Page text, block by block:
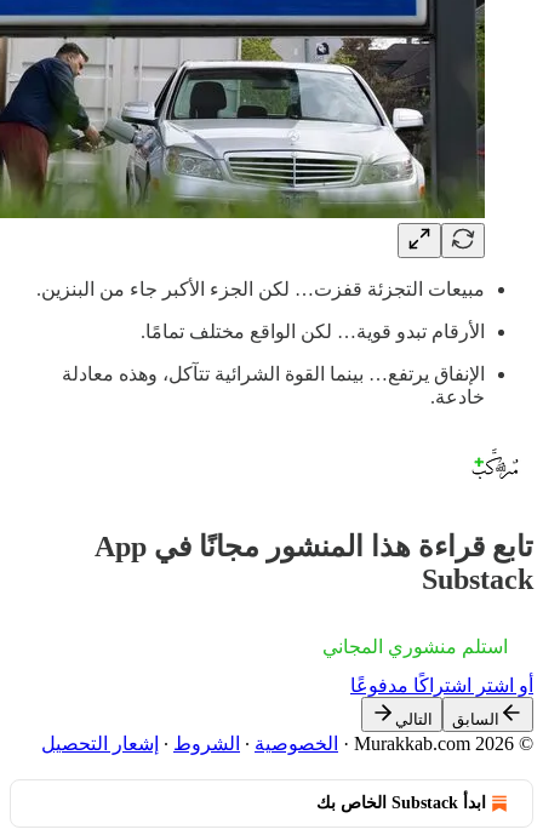
مبيعات التجزئة قفزت… لكن الجزء الأكبر جاء من البنزين.
الأرقام تبدو قوية… لكن الواقع مختلف تمامًا.
الإنفاق يرتفع… بينما القوة الشرائية تتآكل، وهذه معادلة
خادعة.
تابع قراءة هذا المنشور مجانًا في App
Substack
استلم منشوري المجاني
أو اشترِ اشتراكًا مدفوعًا
السابق التالي
© 2026 Murakkab.com
· الخصوصية ∙ الشروط ∙ إشعار التحصيل
ابدأ Substack الخاص بك